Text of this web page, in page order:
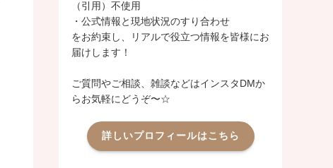
（引用）不使用
・公式情報と現地状況のすり合わせ
をお約束し、リアルで役立つ情報を皆様にお
届けします！
ご質問やご相談、雑談などはインスタDMか
らお気軽にどうぞ〜☆
詳しいプロフィールはこちら